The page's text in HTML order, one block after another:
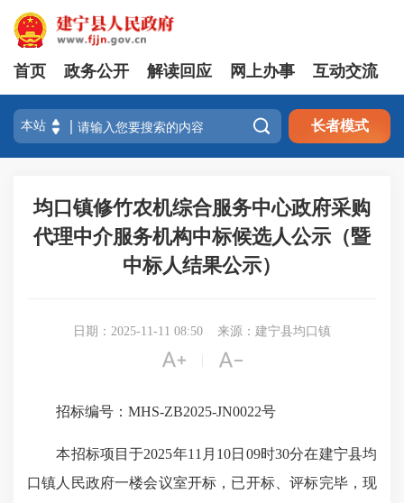
首页 政务公开 解读回应 网上办事 互动交流
 长者模式
均口镇修竹农机综合服务中心政府采购
代理中介服务机构中标候选人公示（暨
中标人结果公示）
日期：2025-11-11 08:50 来源：建宁县均口镇
 
招标编号：MHS-ZB2025-JN0022号
本招标项目于2025年11 月 10日 09时30分在建宁县均
口镇人民政府一楼会议室开标，已开标、评标完毕，现